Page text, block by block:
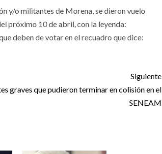
y/o militantes de Morena, se dieron vuelo
próximo 10 de abril, con la leyenda:
deben de votar en el recuadro que dice:
Siguiente
graves que pudieron terminar en colisión en el
SENEAM